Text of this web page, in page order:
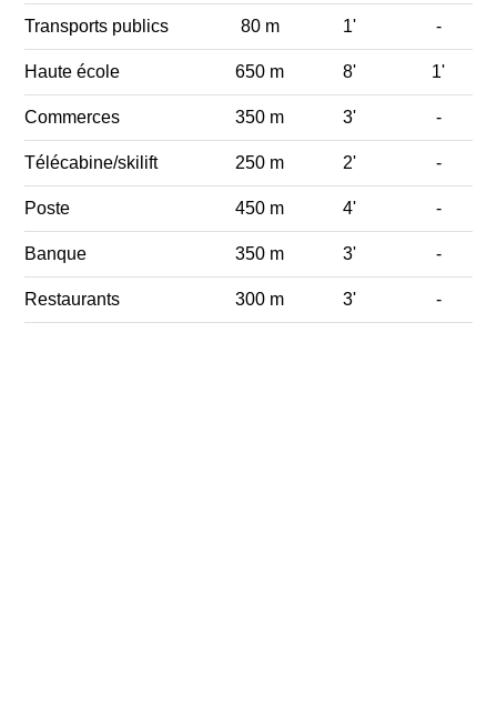
Transports publics 80 m 1' -
Haute école 650 m 8' 1'
Commerces 350 m 3' -
Télécabine/skilift 250 m 2' -
Poste 450 m 4' -
Banque 350 m 3' -
Restaurants 300 m 3' -